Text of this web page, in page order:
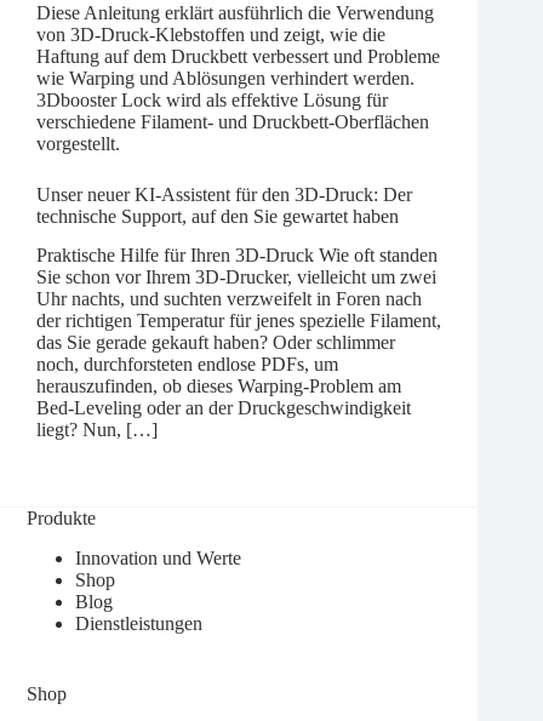
Diese Anleitung erklärt ausführlich die Verwendung
von 3D-Druck-Klebstoffen und zeigt, wie die
Haftung auf dem Druckbett verbessert und Probleme
wie Warping und Ablösungen verhindert werden.
3Dbooster Lock wird als effektive Lösung für
verschiedene Filament- und Druckbett-Oberflächen
vorgestellt.
Unser neuer KI-Assistent für den 3D-Druck: Der
technische Support, auf den Sie gewartet haben
Praktische Hilfe für Ihren 3D-Druck Wie oft standen
Sie schon vor Ihrem 3D-Drucker, vielleicht um zwei
Uhr nachts, und suchten verzweifelt in Foren nach
der richtigen Temperatur für jenes spezielle Filament,
das Sie gerade gekauft haben? Oder schlimmer
noch, durchforsteten endlose PDFs, um
herauszufinden, ob dieses Warping-Problem am
Bed-Leveling oder an der Druckgeschwindigkeit
liegt? Nun, […]
Produkte
Innovation und Werte
Shop
Blog
Dienstleistungen
Shop